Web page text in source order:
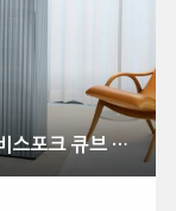
삼성전자, AI 기능 프리미엄 공기청정기 ‘비스포크 큐브 에어 인피니트 라인’ 출시